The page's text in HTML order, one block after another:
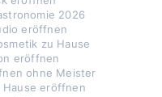
2026
eröffnen
zu Hause
eröffnen
ohne Meister
Hause eröffnen